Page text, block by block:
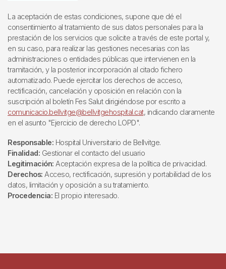
La aceptación de estas condiciones, supone que dé el
consentimiento al tratamiento de sus datos personales para la
prestación de los servicios que solicite a través de este portal y,
en su caso, para realizar las gestiones necesarias con las
administraciones o entidades públicas que intervienen en la
tramitación, y la posterior incorporación al citado fichero
automatizado. Puede ejercitar los derechos de acceso,
rectificación, cancelación y oposición en relación con la
suscripción al boletín Fes Salut dirigiéndose por escrito a
comunicacio.bellvitge@bellvitgehospital.cat, indicando claramente
en el asunto "Ejercicio de derecho LOPD".
Responsable: Hospital Universitario de Bellvitge.
Finalidad: Gestionar el contacto del usuario
Legitimación: Aceptación expresa de la política de privacidad.
Derechos: Acceso, rectificación, supresión y portabilidad de los
datos, limitación y oposición a su tratamiento.
Procedencia: El propio interesado.